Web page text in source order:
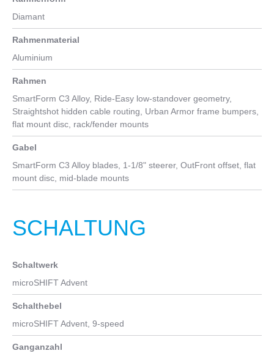
8
Zoll
27,5
Diamant
Rahmenmaterial
Aluminium
Rahmen
SmartForm C3 Alloy, Ride-Easy low-standover geometry,
Straightshot hidden cable routing, Urban Armor frame bumpers,
flat mount disc, rack/fender mounts
Gabel
SmartForm C3 Alloy blades, 1-1/8" steerer, OutFront offset, flat
mount disc, mid-blade mounts
SCHALTUNG
Schaltwerk
microSHIFT Advent
Schalthebel
microSHIFT Advent, 9-speed
Ganganzahl